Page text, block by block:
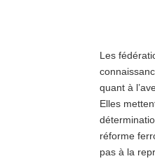
Les
quant à
Elles
réforme
pas à la